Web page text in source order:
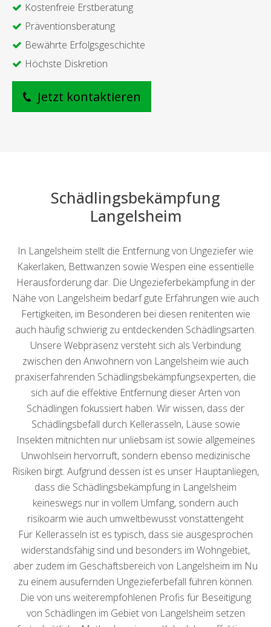
Kostenfreie Erstberatung
Präventionsberatung
Bewährte Erfolgsgeschichte
Höchste Diskretion
Jetzt kontaktieren
Schädlingsbekämpfung
Langelsheim
In Langelsheim stellt die Entfernung von Ungeziefer wie
Kakerlaken, Bettwanzen sowie Wespen eine essentielle
Herausforderung dar. Die Ungezieferbekämpfung in der
Nähe von Langelsheim bedarf gute Erfahrungen wie auch
Fertigkeiten, im Besonderen bei diesen renitenten wie
auch häufig schwierig zu entdeckenden Schädlingsarten.
Unsere Webpräsenz versteht sich als Verbindung
zwischen den Anwohnern von Langelsheim wie auch
praxiserfahrenden Schädlingsbekämpfungsexperten, die
sich auf die effektive Entfernung dieser Arten von
Schädlingen fokussiert haben. Wir wissen, dass der
Schädlingsbefall durch Kellerasseln, Läuse sowie
Insekten mitnichten nur unliebsam ist sowie allgemeines
Unwohlsein hervorruft, sondern ebenso medizinische
Risiken birgt. Aufgrund dessen ist es unser Hauptanliegen,
dass die Schädlingsbekämpfung in Langelsheim
keineswegs nur in vollem Umfang, sondern auch
risikoarm wie auch umweltbewusst vonstattengeht
Für Kellerasseln ist es typisch, dass sie ausgesprochen
widerstandsfähig sind und besonders im Wohngebiet,
aber zudem im Geschäftsbereich von Langelsheim im Nu
zu einem ausufernden Ungezieferbefall führen können.
Die von uns weiterempfohlenen Profis für Beseitigung
von Schädlingen im Gebiet von Langelsheim setzen